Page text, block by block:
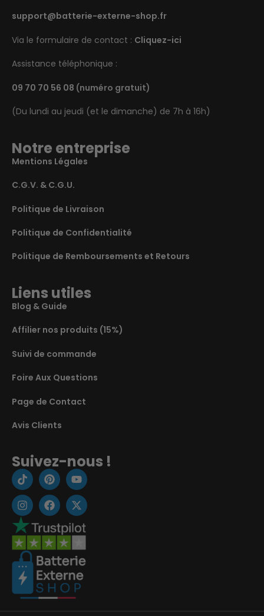
support@batterie-externe-shop.fr
Via le formulaire de contact : Cliquez-ici
Assistance téléphonique :
09 70 70 56 08 (numéro gratuit)
(Du lundi au jeudi (et le dimanche) de 7h à 16h)
Notre entreprise
Mentions Légales
C.G.V. & C.G.U.
Politique de Livraison
Politique de Confidentialité
Politique de Remboursements et Retours
Liens utiles
Blog & Guide
Affilier nos produits (15%)
Suivi de commande
Foire Aux Questions
Page de Contact
Avis Clients
Suivez-nous !